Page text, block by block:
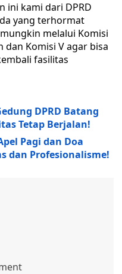
ini kami dari DPRD
yang terhormat
melalui Komisi
dan Komisi V agar bisa
fasilitas
DPRD Batang
Tetap Berjalan!
Pagi dan Doa
dan Profesionalisme!